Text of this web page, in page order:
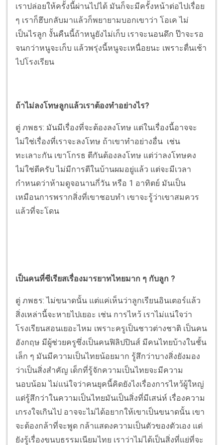
เราปล่อยให้ครั้งนี้ผ่านไปได้ มันก็จะมีครั้งหน้าต่อไปเรื่อย
ๆ เราก็ฮึบกลับมาแล้วก็พยายามบอกเขาว่า โอเค ไม่
เป็นไรลูก งั้นคืนนี้ถ้าหนูยังไม่เก็บ เราจะนอนดึก ป๊าจะรอ
จนกว่าหนูจะเก็บ แล้วพรุ่งนี้หนูจะเหนื่อยนะ เพราะตื่นเช้า
ไปโรงเรียน
ถ้าไม่ลงโทษลูกแล้วเราต้องทำอย่างไร?
ตู่ ภพธร: มันมีเรื่องที่จะต้องลงโทษ แต่ในเรื่องนี้อาจจะ
ไม่ใช่เรื่องที่เราจะลงโทษ ถ้าเขาทำอย่างอื่น เช่น
ทะเลาะกัน เขาโกรธ ตีกันต้องลงโทษ แต่ว่าลงโทษคง
ไม่ใช่ตีครับ ไม่มีการตีในบ้านผมอยู่แล้ว แต่จะมีเวลา
กำหนดว่าห้ามดูจอนานกี่วัน หรือ 1 อาทิตย์ มันเป็น
เหมือนการพรากสิ่งที่เขาชอบทำ เขาจะรู้ว่าเขาสมควร
แล้วที่จะโดน
เป็นคนที่ซีเรียสเรื่องมารยาทไทยมาก ๆ กับลูก ?
ตู่ ภพธร: ไม่ขนาดนั้น แต่แค่เห็นว่าลูกเรียนอินเตอร์แล้ว
สิ่งเหล่านี้จะหายไปเยอะ เช่น การไหว้ เราไม่แน่ใจว่า
โรงเรียนสอนเยอะไหม เพราะครูเป็นชาวต่างชาติ เป็นคน
อังกฤษ มีผู้ช่วยครูซึ่งเป็นคนฟิลิปปินส์ มีคนไทยบ้างในชั้น
เล็ก ๆ มันมีความเป็นไทยน้อยมาก รู้สึกว่าบางสิ่งยังมอง
ว่าเป็นสิ่งสำคัญ เด็กที่รู้จักความเป็นไทยจะมีความ
นอบน้อม ไม่แน่ใจว่าคนยุคนี้คิดยังไงเรื่องการไหว้ผู้ใหญ่
แต่รู้สึกว่าในความเป็นไทยมันเป็นสิ่งที่มีเสน่ห์ เรื่องความ
เกรงใจเกินไป อาจจะไม่ได้อยากให้เขาเป็นขนาดนั้น เขา
จะต้องกล้าที่จะพูด กล้าแสดงความเป็นตัวของตัวเอง แต่
ยังรู้เรื่องขนบธรรมเนียมไทย เราว่าไม่ได้เป็นสิ่งที่แย่ที่จะ